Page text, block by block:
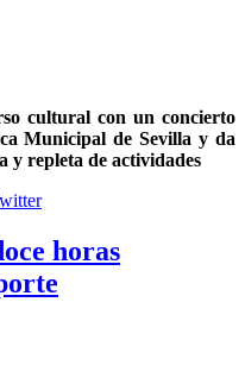
cultural con un concierto
Municipal de Sevilla y da
y repleta de actividades
horas